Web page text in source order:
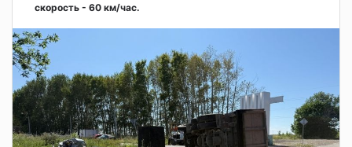
скорость - 60 км/час.